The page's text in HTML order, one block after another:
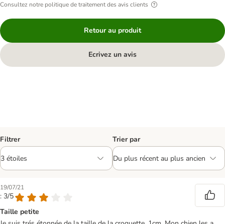
Consultez notre politique de traitement des avis clients
Retour au produit
Ecrivez un avis
Filtrer Trier par
19/07/21
: 3/5
Taille petite